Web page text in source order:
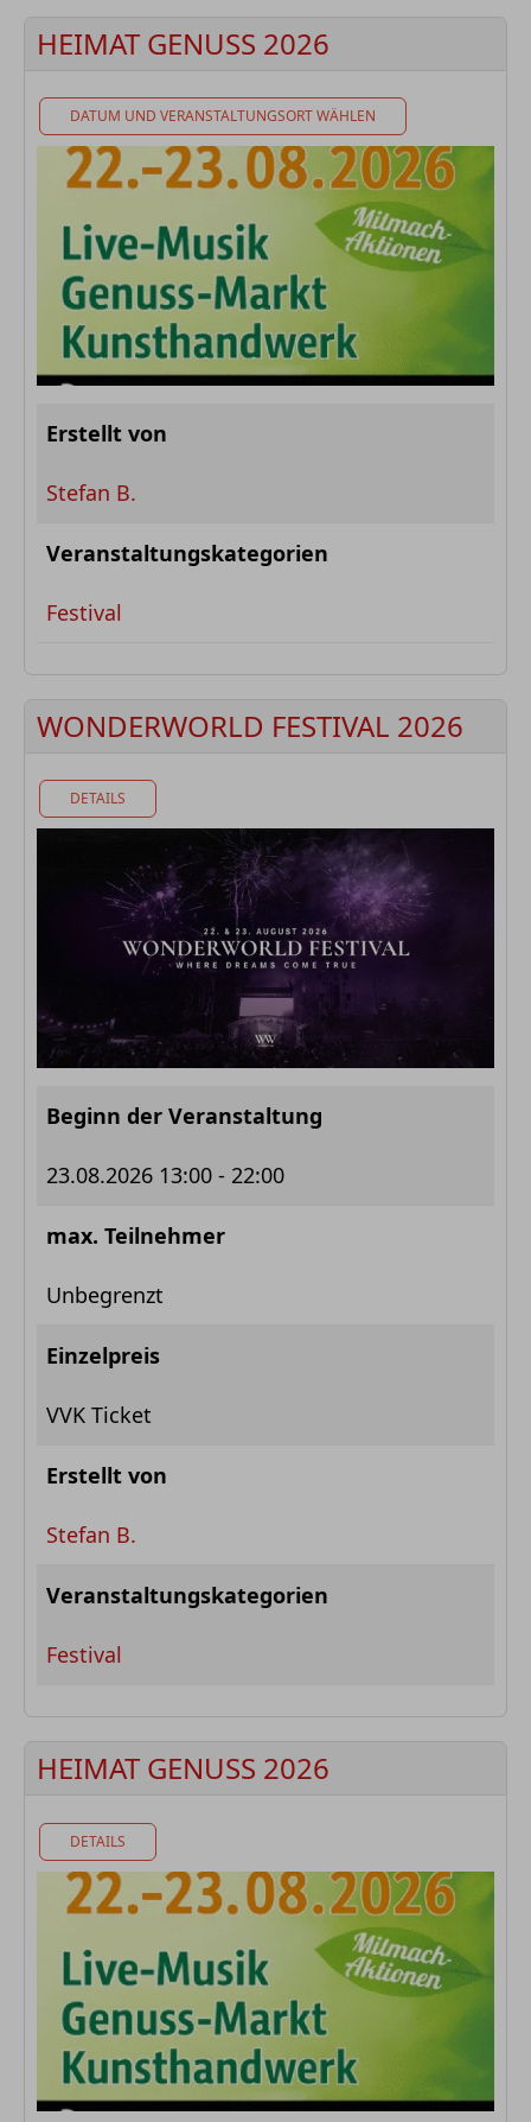
HEIMAT GENUSS 2026
DATUM UND VERANSTALTUNGSORT WÄHLEN
Erstellt von
Stefan B.
Veranstaltungskategorien
Festival
WONDERWORLD FESTIVAL 2026
DETAILS
Beginn der Veranstaltung
23.08.2026 13:00 - 22:00
max. Teilnehmer
Unbegrenzt
Einzelpreis
VVK Ticket
Erstellt von
Stefan B.
Veranstaltungskategorien
Festival
HEIMAT GENUSS 2026
DETAILS